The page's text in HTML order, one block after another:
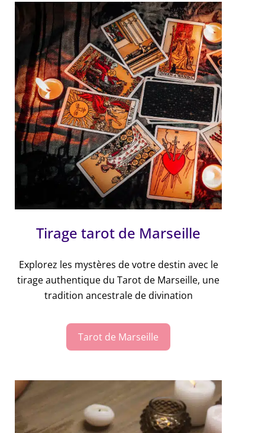
Tirage tarot de Marseille
Explorez les mystères de votre destin avec le
tirage authentique du Tarot de Marseille, une
tradition ancestrale de divination
Tarot de Marseille